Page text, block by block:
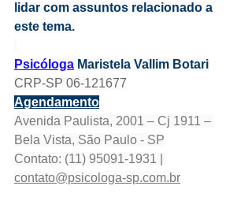
lidar com assuntos relacionado a
este tema.
Psicóloga Maristela Vallim Botari
CRP-SP 06-121677
Agendamento
Avenida Paulista, 2001 – Cj 1911 –
Bela Vista, São Paulo - SP
Contato: (11) 95091-1931 |
contato@psicologa-sp.com.br